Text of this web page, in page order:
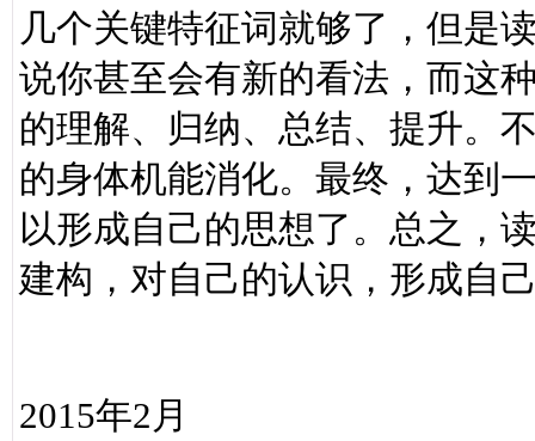
几个关键特征词就够了，但是
说你甚至会有新的看法，而这
的理解、归纳、总结、提升。
的身体机能消化。最终，达到
以形成自己的思想了。总之，
建构，对自己的认识，形成自
2015年2月